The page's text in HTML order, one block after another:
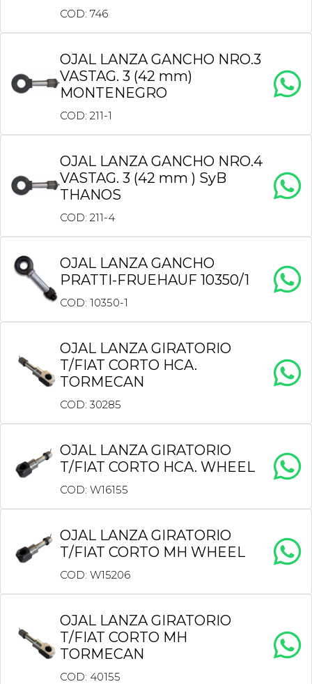
COD: 746
OJAL LANZA GANCHO NRO.3
VASTAG. 3 (42 mm)
MONTENEGRO
COD: 211-1
OJAL LANZA GANCHO NRO.4
VASTAG. 3 (42 mm ) SyB
THANOS
COD: 211-4
OJAL LANZA GANCHO
PRATTI-FRUEHAUF 10350/1
COD: 10350-1
OJAL LANZA GIRATORIO
T/FIAT CORTO HCA.
TORMECAN
COD: 30285
OJAL LANZA GIRATORIO
T/FIAT CORTO HCA. WHEEL
COD: W16155
OJAL LANZA GIRATORIO
T/FIAT CORTO MH WHEEL
COD: W15206
OJAL LANZA GIRATORIO
T/FIAT CORTO MH
TORMECAN
COD: 40155